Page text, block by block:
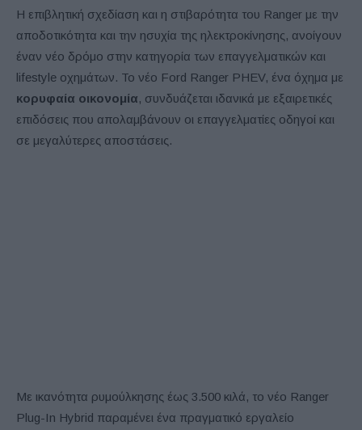
Η επιβλητική σχεδίαση και η στιβαρότητα του Ranger με την
αποδοτικότητα και την ησυχία της ηλεκτροκίνησης, ανοίγουν
έναν νέο δρόμο στην κατηγορία των επαγγελματικών και
lifestyle οχημάτων. Το νέο Ford Ranger PHEV, ένα όχημα με
κορυφαία οικονομία, συνδυάζεται ιδανικά με εξαιρετικές
επιδόσεις που απολαμβάνουν οι επαγγελματίες οδηγοί και
σε μεγαλύτερες αποστάσεις.
Με ικανότητα ρυμούλκησης έως 3.500 κιλά, το νέο Ranger
Plug-In Hybrid παραμένει ένα πραγματικό εργαλείο